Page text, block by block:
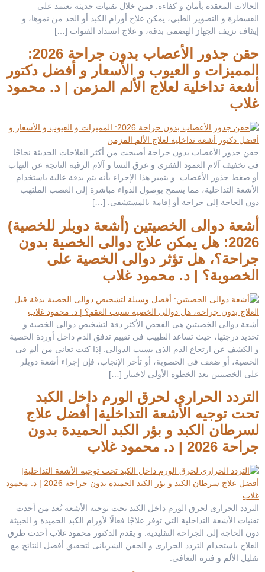
الحالات المعقدة بأمان و كفاءة. فمن خلال تقنيات حديثة تعتمد على
القسطرة و التصوير الطبى، يمكن علاج أورام الكبد أو الحد من نموها، و
إيقاف نزيف الجهاز الهضمى بدقة، و علاج انسداد القنوات […]
حقن جذور الأعصاب بدون جراحة 2026:
المميزات و العيوب و الأسعار و أفضل دكتور
أشعة تداخلية لعلاج الألم المزمن | د. محمود
غلاب
حقن جذور الأعصاب بدون جراحة أصبحت من أكثر العلاجات الحديثة نجاحًا
فى تخفيف آلام العمود الفقرى و عرق النسا و آلام الرقبة الناتجة عن التهاب
أو ضغط جذور الأعصاب. و يتميز هذا الإجراء بأنه يتم بدقة عالية باستخدام
الأشعة التداخلية، مما يسمح بوصول الدواء مباشرة إلى العصب الملتهب
دون الحاجة إلى جراحة أو إقامة بالمستشفى. […]
أشعة دوالى الخصيتين (أشعة دوبلر للخصية)
2026: هل يمكن علاج دوالى الخصية بدون
جراحة؟، هل تؤثر دوالى الخصية على
الخصوبة؟ | د. محمود غلاب
أشعة دوالى الخصيتين هى الفحص الأكثر دقة لتشخيص دوالى الخصية و
تحديد درجتها، حيث تساعد الطبيب فى تقييم تدفق الدم داخل أوردة الخصية
و الكشف عن ارتجاع الدم الذى يسبب الدوالى. إذا كنت تعانى من ألم فى
الخصية، أو ضعف فى الخصوبة، أو تأخر الإنجاب، فإن إجراء أشعة دوبلر
على الخصيتين يعد الخطوة الأولى لاختيار […]
التردد الحرارى لحرق الورم داخل الكبد
تحت توجيه الأشعة التداخلية| أفضل علاج
لسرطان الكبد و بؤر الكبد الحميدة بدون
جراحة 2026 | د. محمود غلاب
التردد الحرارى لحرق الورم داخل الكبد تحت توجيه الأشعة يُعد من أحدث
تقنيات الأشعة التداخلية التى توفر علاجًا فعالًا لأورام الكبد الحميدة و الخبيثة
دون الحاجة إلى الجراحة التقليدية. و يقدم الدكتور محمود غلاب أحدث طرق
العلاج باستخدام التردد الحرارى و الحقن الشريانى لتحقيق أفضل النتائج مع
تقليل الألم و فترة التعافى.